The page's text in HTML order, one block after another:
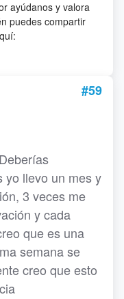
ayúdanos y valora
puedes compartir
#59
yo llevo un mes y
3 veces me
y cada
que es una
semana se
creo que esto